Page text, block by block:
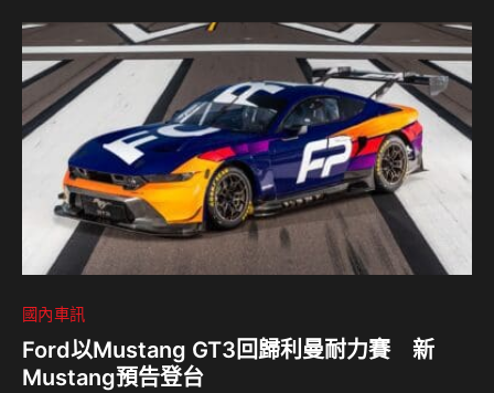
損、防腐蝕保護，有助於延長引擎使用壽命，為愛車增添更多
保障；且提供201大關級機油88折優惠，經濟實惠的保養新商
品，歡迎各位頭家搶先體驗。 此外，因應頭家們對時間分秒
必爭的要求，20…
國內車訊
Ford以Mustang GT3回歸利曼耐力賽 新
Mustang預告登台